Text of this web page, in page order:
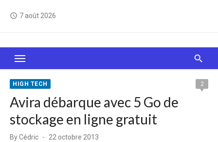
access_time 7 août 2026
Le Web, c'est comme une boîte de chocolats… On
sait jamais sur quoi on va tomber !
HIGH TECH 2
Avira débarque avec 5 Go de
stockage en ligne gratuit
ByCédric
Posted
22 octobre 2013